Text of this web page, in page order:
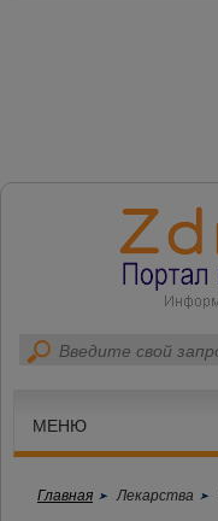
МЕНЮ
Главная Лекарства